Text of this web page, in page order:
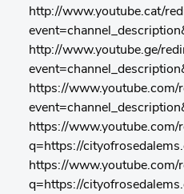
http://www.youtube.cat/
http://www.youtube.ge/
https://www.youtube.com/
https://www.youtube.com/
q=https://
https://www.youtube.com/
q=https://